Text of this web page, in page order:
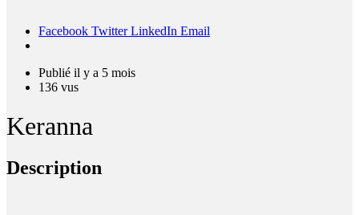
Facebook Twitter LinkedIn Email
Publié il y a 5 mois
136 vus
Keranna
Description